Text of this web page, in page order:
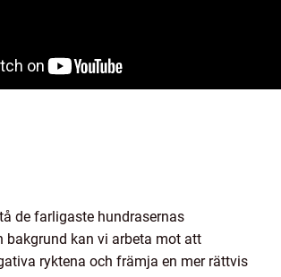
de farligaste hundrasernas
bakgrund kan vi arbeta mot att
ryktena och främja en mer rättvis